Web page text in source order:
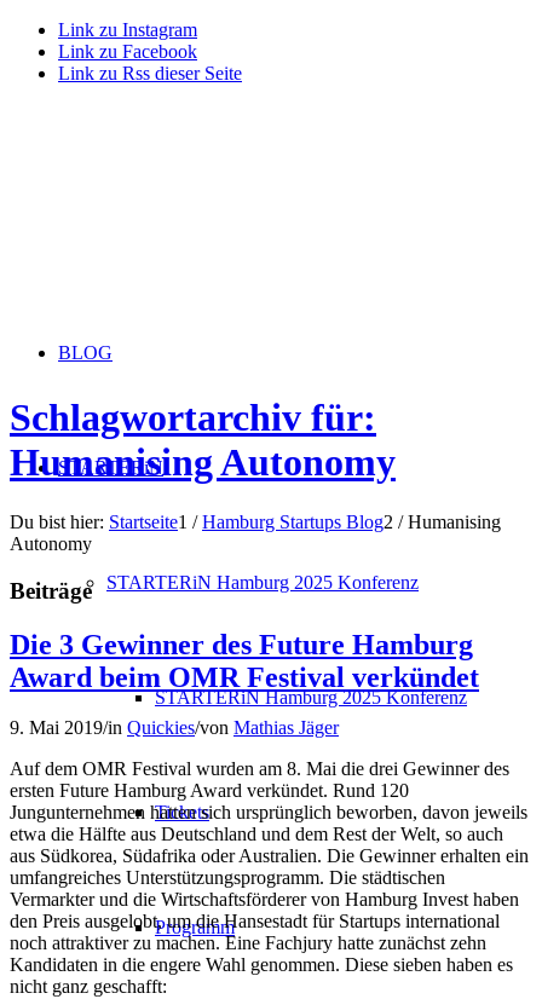
Link zu Instagram
Link zu Facebook
Link zu Rss dieser Seite
BLOG
STARTERiN
STARTERiN Hamburg 2025 Konferenz
STARTERiN Hamburg 2025 Konferenz
Tickets
Programm
Schlagwortarchiv für:
Humanising Autonomy
Du bist hier: Startseite1 / Hamburg Startups Blog2 / Humanising
Autonomy
Beiträge
Die 3 Gewinner des Future Hamburg
Award beim OMR Festival verkündet
9. Mai 2019/in Quickies/von Mathias Jäger
Auf dem OMR Festival wurden am 8. Mai die drei Gewinner des
ersten Future Hamburg Award verkündet. Rund 120
Jungunternehmen hatten sich ursprünglich beworben, davon jeweils
etwa die Hälfte aus Deutschland und dem Rest der Welt, so auch
aus Südkorea, Südafrika oder Australien. Die Gewinner erhalten ein
umfangreiches Unterstützungsprogramm. Die städtischen
Vermarkter und die Wirtschaftsförderer von Hamburg Invest haben
den Preis ausgelobt, um die Hansestadt für Startups international
noch attraktiver zu machen. Eine Fachjury hatte zunächst zehn
Kandidaten in die engere Wahl genommen. Diese sieben haben es
nicht ganz geschafft: